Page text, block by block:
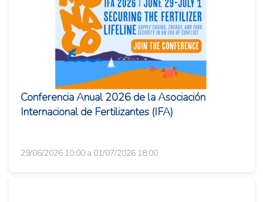
Conferencia Anual 2026 de la Asociación
Internacional de Fertilizantes (IFA)
29/06/2026 10:00 a 01/07/2026 18:00